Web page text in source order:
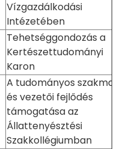
Vízgazdálkodási
Intézetében
Tehetséggondozás a
Kertészettudományi
Karon
A tudományos szakmai
és vezetői fejlődés
támogatása az
Állattenyésztési
Szakkollégiumban